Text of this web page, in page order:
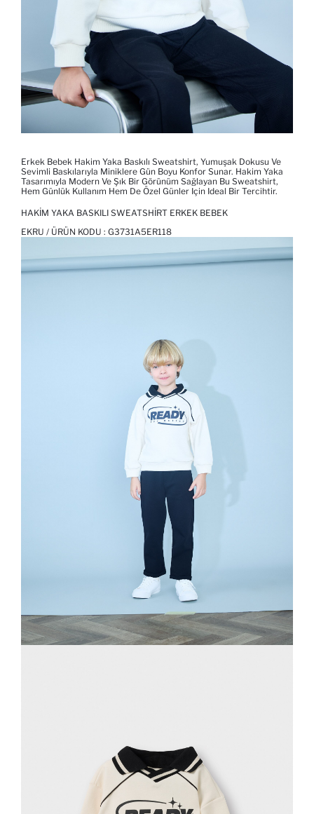
Erkek Bebek Hakim Yaka Baskılı Sweatshirt, Yumuşak Dokusu Ve
Sevimli Baskılarıyla Miniklere Gün Boyu Konfor Sunar. Hakim Yaka
Tasarımıyla Modern Ve Şık Bir Görünüm Sağlayan Bu Sweatshirt,
Hem Günlük Kullanım Hem De Özel Günler Için Ideal Bir Tercihtir.
HAKIM YAKA BASKILI SWEATSHIRT ERKEK BEBEK
EKRU / ÜRÜN KODU : G3731A5ER118